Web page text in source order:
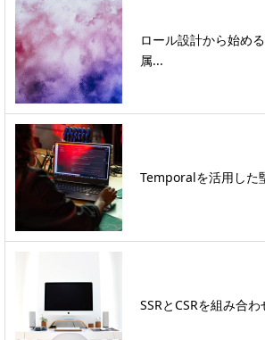
ロール設計から始め
属...
Temporalを活用した
SSRとCSRを組み合